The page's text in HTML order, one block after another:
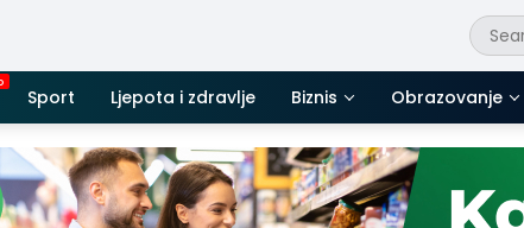
Sport Ljepota i zdravlje Biznis Obrazovanje